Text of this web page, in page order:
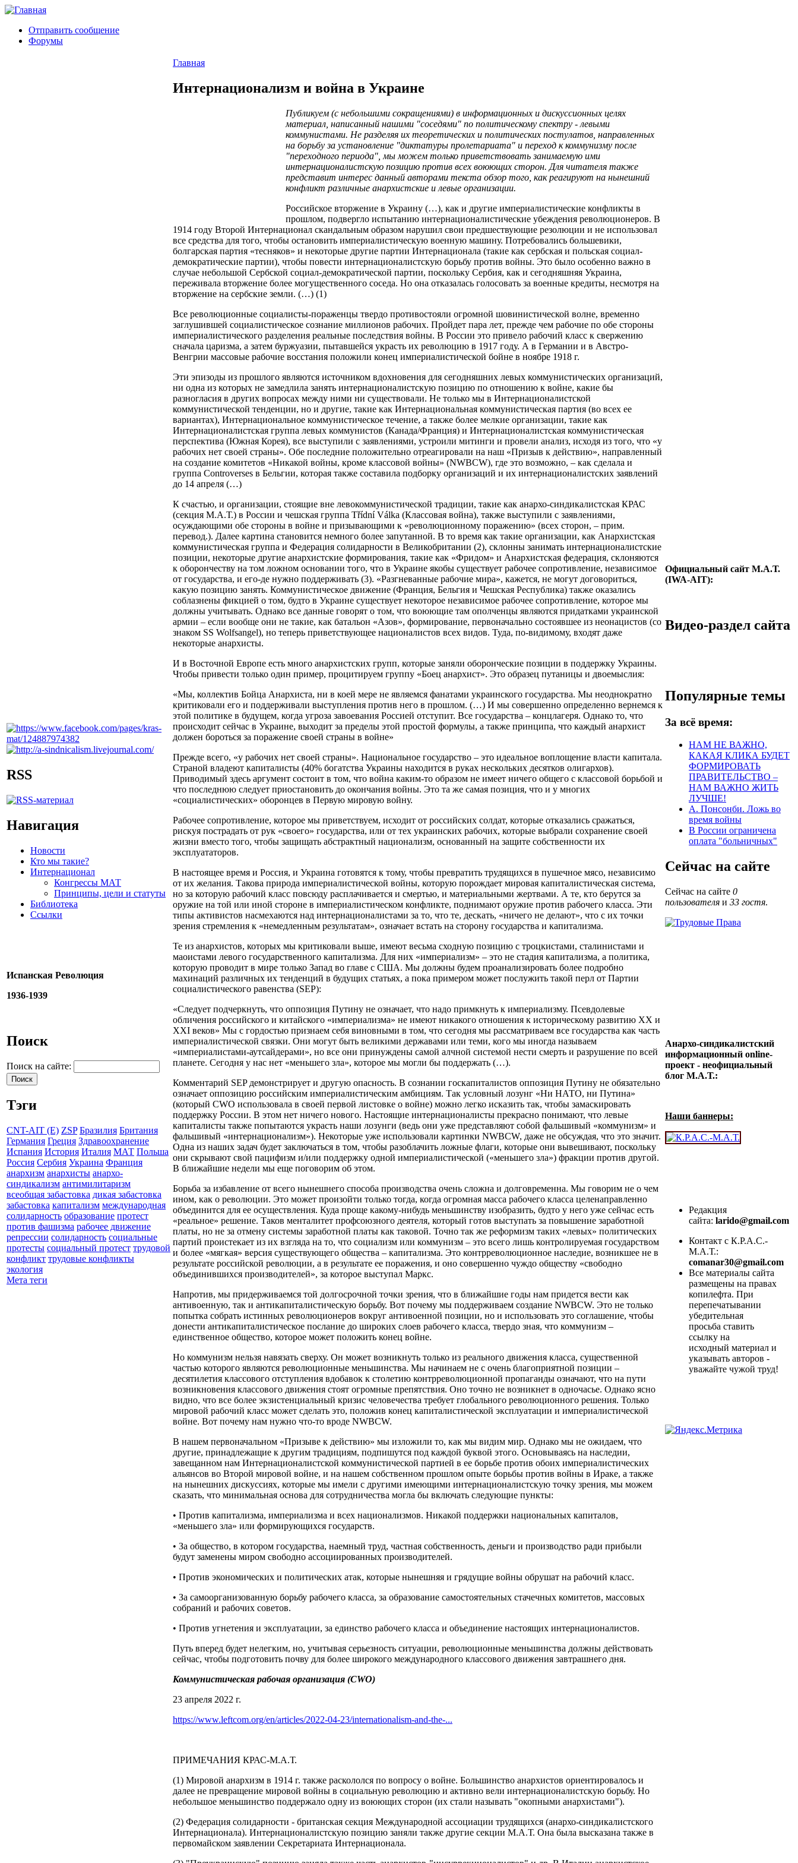
Отправить сообщение
Форумы
RSS
Навигация
Новости
Кто мы такие?
Интернационал
Конгрессы МАТ
Принципы, цели и статуты
Библиотека
Ссылки
Испанская Революция
1936-1939
Поиск
Поиск на сайте:
Тэги
CNT-AIT (E) ZSP Бразилия Британия
Германия Греция Здравоохранение
Испания История Италия МАТ Польша
Россия Сербия Украина Франция
анархизм анархисты анархо-
синдикализм антимилитаризм
всеобщая забастовка дикая забастовка
забастовка капитализм международная
солидарность образование протест
против фашизма рабочее движение
репрессии солидарность социальные
протесты социальный протест трудовой
конфликт трудовые конфликты
экология
Мета теги
Главная
Интернационализм и война в Украине
Публикуем (с небольшими сокращениями) в информационных и дискуссионных целях
материал, написанный нашими "соседями" по политическому спектру - левыми
коммунистами. Не разделяя их теоретических и политических постулатов, направленных
на борьбу за установление "диктатуры пролетариата" и переход к коммунизму после
"переходного периода", мы можем только приветствовать занимаемую ими
интернационалистскую позицию против всех воюющих сторон. Для читателя также
представит интерес данный авторами текста обзор того, как реагируют на нынешний
конфликт различные анархистские и левые организации.
Российское вторжение в Украину (…), как и другие империалистические конфликты в
прошлом, подвергло испытанию интернационалистические убеждения революционеров. В
1914 году Второй Интернационал скандальным образом нарушил свои предшествующие резолюции и не использовал
все средства для того, чтобы остановить империалистическую военную машину. Потребовались большевики,
болгарская партия «тесняков» и некоторые другие партии Интернационала (такие как сербская и польская социал-
демократические партии), чтобы повести интернационалистскую борьбу против войны. Это было особенно важно в
случае небольшой Сербской социал-демократической партии, поскольку Сербия, как и сегодняшняя Украина,
переживала вторжение более могущественного соседа. Но она отказалась голосовать за военные кредиты, несмотря на
вторжение на сербские земли. (…) (1)
Все революционные социалисты-пораженцы твердо противостояли огромной шовинистической волне, временно
заглушившей социалистическое сознание миллионов рабочих. Пройдет пара лет, прежде чем рабочие по обе стороны
империалистического разделения реальные последствия войны. В России это привело рабочий класс к свержению
сначала царизма, а затем буржуазии, пытавшейся украсть их революцию в 1917 году. А в Германии и в Австро-
Венгрии массовые рабочие восстания положили конец империалистической бойне в ноябре 1918 г.
Эти эпизоды из прошлого являются источником вдохновения для сегодняшних левых коммунистических организаций,
ни одна из которых не замедлила занять интернационалистскую позицию по отношению к войне, какие бы
разногласия в других вопросах между ними ни существовали. Не только мы в Интернационалистской
коммунистической тенденции, но и другие, такие как Интернациональная коммунистическая партия (во всех ее
вариантах), Интернациональное коммунистическое течение, а также более мелкие организации, такие как
Интернационалистская группа левых коммунистов (Канада/Франция) и Интернационалистская коммунистическая
перспектива (Южная Корея), все выступили с заявлениями, устроили митинги и провели анализ, исходя из того, что «у
рабочих нет своей страны». Обе последние положительно отреагировали на наш «Призыв к действию», направленный
на создание комитетов «Никакой войны, кроме классовой войны» (NWBCW), где это возможно, – как сделала и
группа Controverses в Бельгии, которая также составила подборку организаций и их интернационалистских заявлений
до 14 апреля (…)
К счастью, и организации, стоящие вне левокоммунистической традиции, такие как анархо-синдикалистская КРАС
(секция М.А.Т.) в России и чешская группа Třídní Válka (Классовая война), также выступили с заявлениями,
осуждающими обе стороны в войне и призывающими к «революционному поражению» (всех сторон, – прим.
перевод.). Далее картина становится немного более запутанной. В то время как такие организации, как Анархистская
коммунистическая группа и Федерация солидарности в Великобритании (2), склонны занимать интернационалистские
позиции, некоторые другие анархистские формирования, такие как «Фридом» и Анархистская федерация, склоняются
к оборончеству на том ложном основании того, что в Украине якобы существует рабочее сопротивление, независимое
от государства, и его-де нужно поддерживать (3). «Разгневанные рабочие мира», кажется, не могут договориться,
какую позицию занять. Коммунистическое движение (Франция, Бельгия и Чешская Республика) также оказались
соблазнены фикцией о том, будто в Украине существует некоторое независимое рабочее сопротивление, которое мы
должны учитывать. Однако все данные говорят о том, что воюющие там ополченцы являются придатками украинской
армии – если вообще они не такие, как батальон «Азов», формирование, первоначально состоявшее из неонацистов (со
знаком SS Wolfsangel), но теперь приветствующее националистов всех видов. Туда, по-видимому, входят даже
некоторые анархисты.
И в Восточной Европе есть много анархистских групп, которые заняли оборонческие позиции в поддержку Украины.
Чтобы привести только один пример, процитируем группу «Боец анархист». Это образец путаницы и двоемыслия:
«Мы, коллектив Бойца Анархиста, ни в коей мере не являемся фанатами украинского государства. Мы неоднократно
критиковали его и поддерживали выступления против него в прошлом. (…) И мы совершенно определенно вернемся к
этой политике в будущем, когда угроза завоевания Россией отступит. Все государства – концлагеря. Однако то, что
происходит сейчас в Украине, выходит за пределы этой простой формулы, а также принципа, что каждый анархист
должен бороться за поражение своей страны в войне»
Прежде всего, «у рабочих нет своей страны». Национальное государство – это идеальное воплощение власти капитала.
Страной владеют капиталисты (40% богатства Украины находится в руках нескольких десятков олигархов).
Приводимый здесь аргумент состоит в том, что война каким-то образом не имеет ничего общего с классовой борьбой и
что последнюю следует приостановить до окончания войны. Это та же самая позиция, что и у многих
«социалистических» оборонцев в Первую мировую войну.
Рабочее сопротивление, которое мы приветствуем, исходит от российских солдат, которые отказались сражаться,
рискуя пострадать от рук «своего» государства, или от тех украинских рабочих, которые выбрали сохранение своей
жизни вместо того, чтобы защищать абстрактный национализм, основанный на защите собственности их
эксплуататоров.
В настоящее время и Россия, и Украина готовятся к тому, чтобы превратить трудящихся в пушечное мясо, независимо
от их желания. Такова природа империалистической войны, которую порождает мировая капиталистическая система,
но за которую рабочий класс повсюду расплачивается и смертью, и материальными жертвами. А те, кто берутся за
оружие на той или иной стороне в империалистическом конфликте, поднимают оружие против рабочего класса. Эти
типы активистов насмехаются над интернационалистами за то, что те, дескать, «ничего не делают», что с их точки
зрения стремления к «немедленным результатам», означает встать на сторону государства и капитализма.
Те из анархистов, которых мы критиковали выше, имеют весьма сходную позицию с троцкистами, сталинистами и
маоистами левого государственного капитализма. Для них «империализм» – это не стадия капитализма, а политика,
которую проводит в мире только Запад во главе с США. Мы должны будем проанализировать более подробно
махинаций различных их тенденций в будущих статьях, а пока примером может послужить такой перл от Партии
социалистического равенства (SEP):
«Следует подчеркнуть, что оппозиция Путину не означает, что надо примкнуть к империализму. Псевдолевые
обличения российского и китайского «империализма» не имеют никакого отношения к историческому развитию ХХ и
ХХI веков» Мы с гордостью признаем себя виновными в том, что сегодня мы рассматриваем все государства как часть
империалистической связки. Они могут быть великими державами или теми, кого мы иногда называем
«империалистами-аутсайдерами», но все они принуждены самой алчной системой нести смерть и разрушение по всей
планете. Сегодня у нас нет «меньшего зла», которое мы могли бы поддержать (…).
Комментарий SEP демонстрирует и другую опасность. В сознании госкапиталистов оппозиция Путину не обязательно
означает оппозицию российским империалистическим амбициям. Так условный лозунг «Ни НАТО, ни Путина»
(который CWO использовала в своей первой листовке о войне) можно легко исказить так, чтобы замаскировать
поддержку России. В этом нет ничего нового. Настоящие интернационалисты прекрасно понимают, что левые
капиталисты также попытаются украсть наши лозунги (ведь они уже представляют собой фальшивый «коммунизм» и
фальшивый «интернационализм»). Некоторые уже использовали картинки NWBCW, даже не обсуждая, что это значит.
Одна из наших задач будет заключаться в том, чтобы разоблачить ложные флаги, которые они вывешивают, поскольку
они скрывают свой пацифизм и/или поддержку одной империалистической («меньшего зла») фракции против другой.
В ближайшие недели мы еще поговорим об этом.
Борьба за избавление от всего нынешнего способа производства очень сложна и долговременна. Мы говорим не о чем
ином, как о революции. Это может произойти только тогда, когда огромная масса рабочего класса целенаправленно
объединится для ее осуществления. Куда проще какому-нибудь меньшинству изобразить, будто у него уже сейчас есть
«реальное» решение. Таков менталитет профсоюзного деятеля, который готов выступать за повышение заработной
платы, но не за отмену системы заработной платы как таковой. Точно так же реформизм таких «левых» политических
партий проистекает из их взгляда на то, что социализм или коммунизм – это всего лишь контролируемая государством
и более «мягкая» версия существующего общества – капитализма. Это контрреволюционное наследие, возникшее не в
результате российской революции, а в результате ее поражения, и оно совершенно чуждо обществу «свободно
объединившихся производителей», за которое выступал Маркс.
Напротив, мы придерживаемся той долгосрочной точки зрения, что в ближайшие годы нам придется вести как
антивоенную, так и антикапиталистическую борьбу. Вот почему мы поддерживаем создание NWBCW. Это не только
попытка собрать истинных революционеров вокруг антивоенной позиции, но и использовать это соглашение, чтобы
донести антикапиталистическое послание до широких слоев рабочего класса, твердо зная, что коммунизм –
единственное общество, которое может положить конец войне.
Но коммунизм нельзя навязать сверху. Он может возникнуть только из реального движения класса, существенной
частью которого являются революционные меньшинства. Мы начинаем не с очень благоприятной позиции –
десятилетия классового отступления вдобавок к столетию контрреволюционной пропаганды означают, что на пути
возникновения классового движения стоят огромные препятствия. Оно точно не возникнет в одночасье. Однако ясно
видно, что все более экзистенциальный кризис человечества требует глобального революционного решения. Только
мировой рабочий класс может сделать это, положив конец капиталистической эксплуатации и империалистической
войне. Вот почему нам нужно что-то вроде NWBCW.
В нашем первоначальном «Призыве к действию» мы изложили то, как мы видим мир. Однако мы не ожидаем, что
другие, принадлежащие к другим традициям, подпишутся под каждой буквой этого. Основываясь на наследии,
завещанном нам Интернационалистской коммунистической партией в ее борьбе против обоих империалистических
альянсов во Второй мировой войне, и на нашем собственном прошлом опыте борьбы против войны в Ираке, а также
на нынешних дискуссиях, которые мы имели с другими имеющими интернационалистскую точку зрения, мы можем
сказать, что минимальная основа для сотрудничества могла бы включать следующие пункты:
• Против капитализма, империализма и всех национализмов. Никакой поддержки национальных капиталов,
«меньшего зла» или формирующихся государств.
• За общество, в котором государства, наемный труд, частная собственность, деньги и производство ради прибыли
будут заменены миром свободно ассоциированных производителей.
• Против экономических и политических атак, которые нынешняя и грядущие войны обрушат на рабочий класс.
• За самоорганизованную борьбу рабочего класса, за образование самостоятельных стачечных комитетов, массовых
собраний и рабочих советов.
• Против угнетения и эксплуатации, за единство рабочего класса и объединение настоящих интернационалистов.
Путь вперед будет нелегким, но, учитывая серьезность ситуации, революционные меньшинства должны действовать
сейчас, чтобы подготовить почву для более широкого международного классового движения завтрашнего дня.
Коммунистическая рабочая организация (CWO)
23 апреля 2022 г.
https://www.leftcom.org/en/articles/2022-04-23/internationalism-and-the-...
ПРИМЕЧАНИЯ КРАС-М.А.Т.
(1) Мировой анархизм в 1914 г. также раскололся по вопросу о войне. Большинство анархистов ориентировалось и
далее не превращение мировой войны в социальную революцию и активно вели интернационалистскую борьбу. Но
небольшое меньшинство поддержало одну из воюющих сторон (их стали называть "окопными анархистами").
(2) Федерация солидарности - британская секция Международной ассоциации трудящихся (анархо-синдикалистского
Интернационала). Интернационалистскую позицию заняли также другие секции М.А.Т. Она была высказана также в
первомайском заявлении Секретариата Интернационала.
Официальный сайт М.А.Т.
(IWA-AIT):
Видео-раздел сайта
Популярные темы
За всё время:
НАМ НЕ ВАЖНО,
КАКАЯ КЛИКА БУДЕТ
ФОРМИРОВАТЬ
ПРАВИТЕЛЬСТВО –
НАМ ВАЖНО ЖИТЬ
ЛУЧШЕ!
А. Понсонби. Ложь во
время войны
В России ограничена
оплата "больничных"
Сейчас на сайте
Сейчас на сайте 0
пользователя и 33 гостя.
Анархо-синдикалистский
информационный online-
проект - неофициальный
блог М.А.Т.:
Наши баннеры:
Редакция
сайта: larido@gmail.com
Контакт с К.Р.А.С.-
М.А.Т.:
comanar30@gmail.com
Все материалы сайта
размещены на правах
копилефта. При
перепечатывании
убедительная
просьба ставить
ссылку на
исходный материал и
указывать авторов -
уважайте чужой труд!